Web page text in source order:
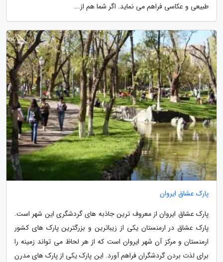
طبیعی و عکاسی فراهم می نماید. اگر شما هم از...
پارک عشاق ایروان
پارک عشاق ایروان از معروف ترین جاذبه های گردشگری این شهر است.
پارک عشاق در ارمنستان یکی از زیباترین و بزرگترین پارک های کشور
ارمنستان و مرکز آن شهر ایروان است که از هر لحاظ می تواند زمینه را
برای لذت بردن گردشگران فراهم آورد. این پارک یکی از پارک های مدرن